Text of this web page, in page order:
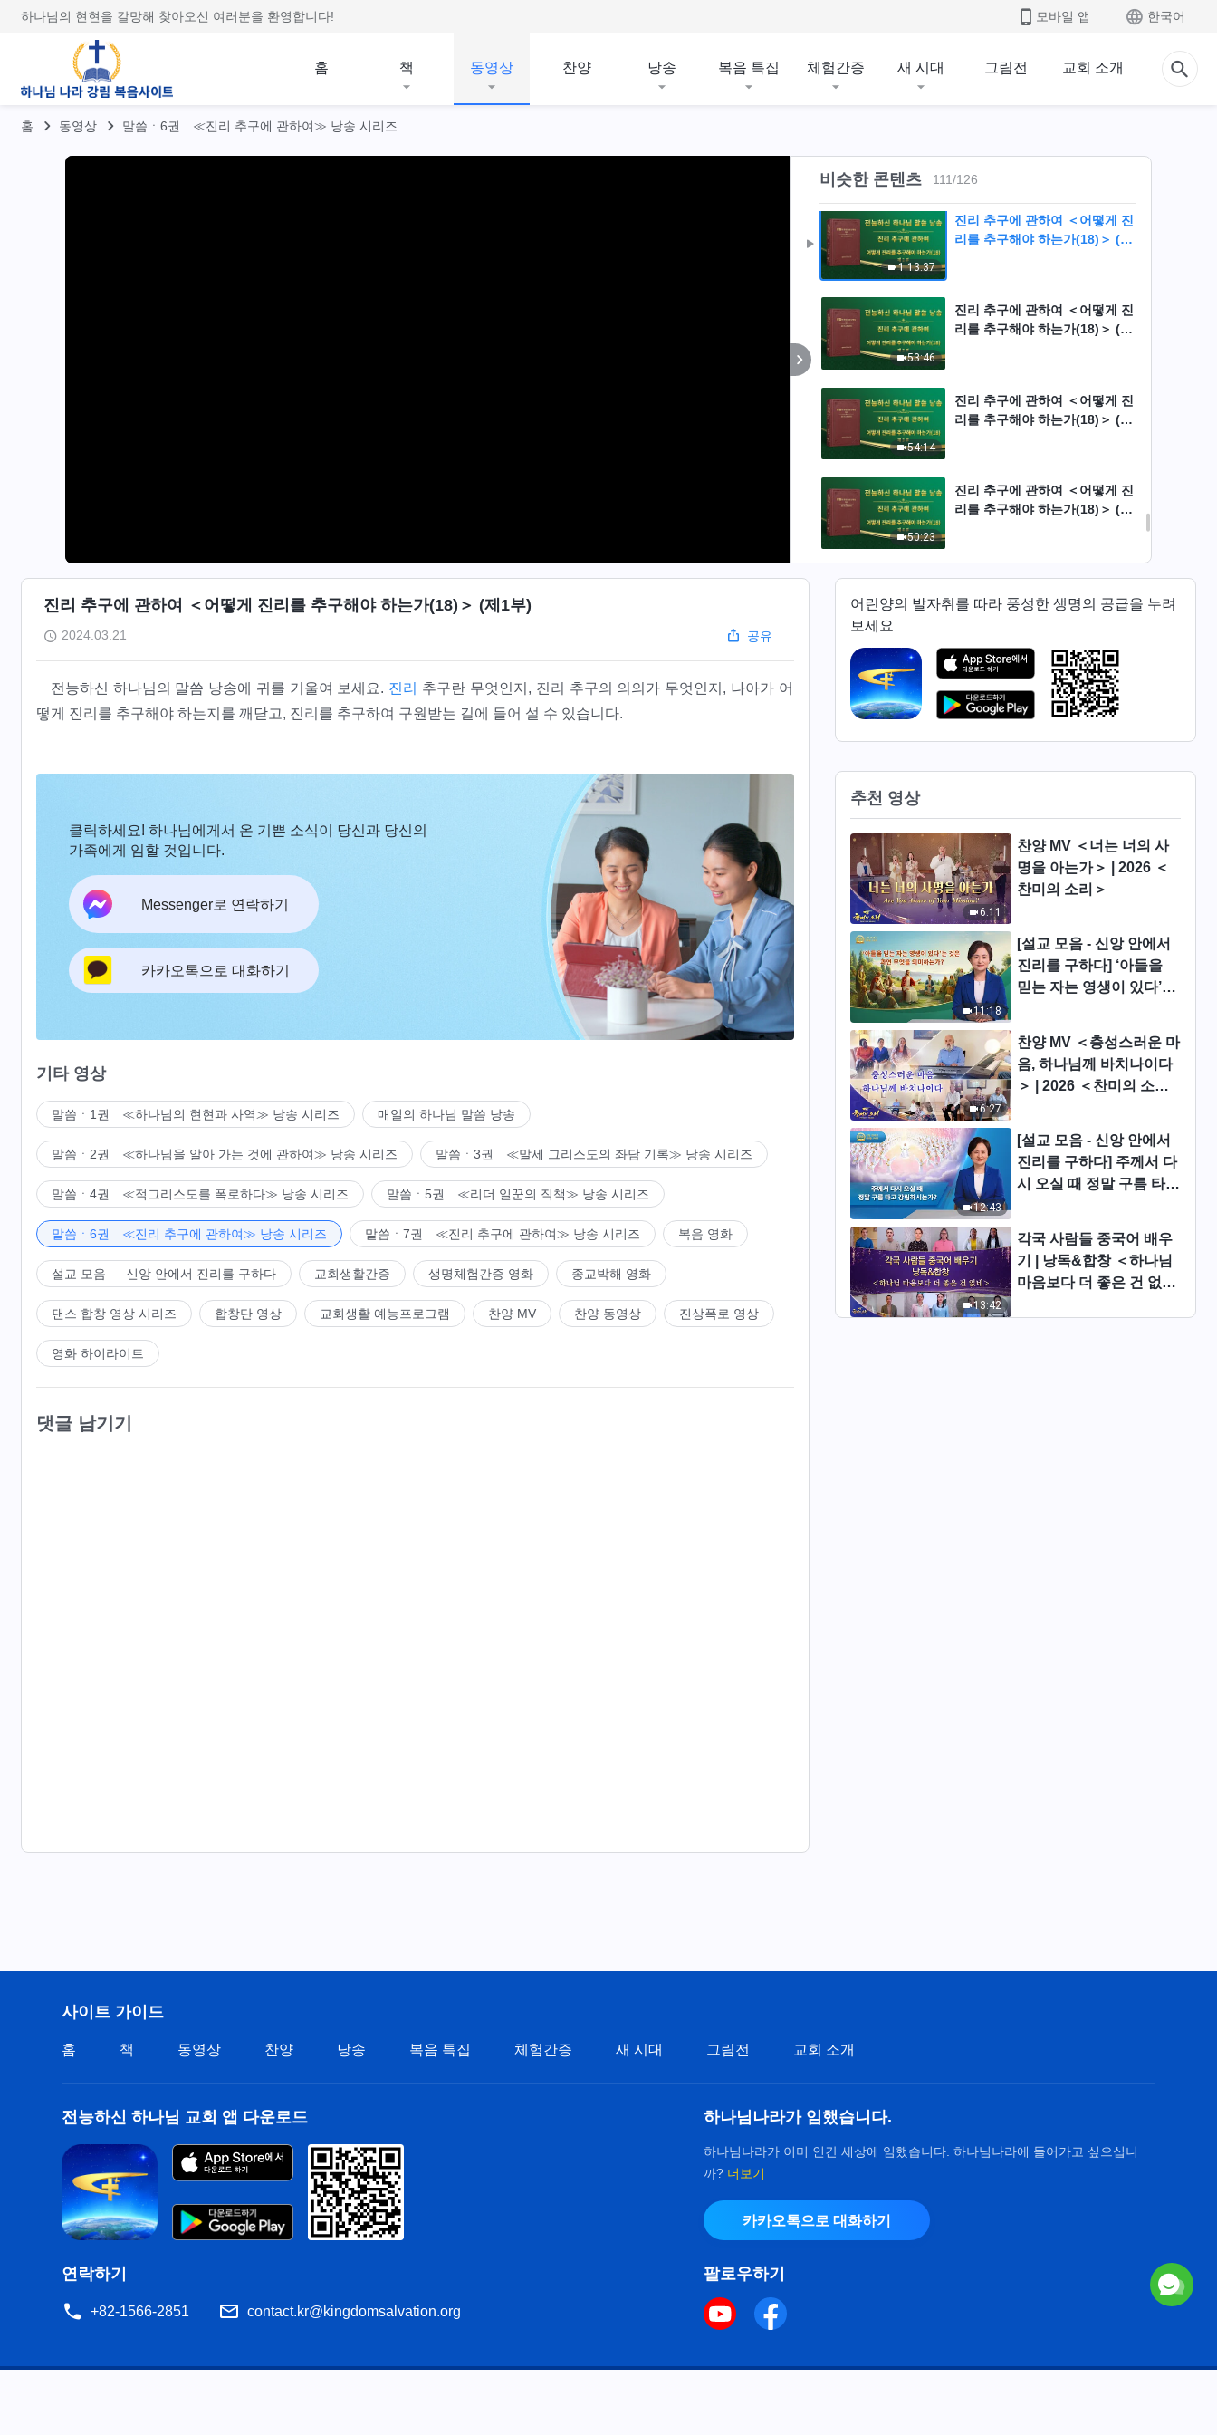
하나님의 현현을 갈망해 찾아오신 여러분을 환영합니다! 모바일 앱 한국어
홈 책 동영상 찬양 낭송 복음 특집 체험간증 새 시대 그림전 교회 소개
홈 동영상 말씀ㆍ6권 ≪진리 추구에 관하여≫ 낭송 시리즈
비슷한 콘텐츠 111/126
29:10
리를 추구해야 하는가(17)＞ (제
55:38
1:13:37
진리 추구에 관하여 ＜어떻게 진
리를 추구해야 하는가(18)＞ (제
53:46
진리 추구에 관하여 ＜어떻게 진
리를 추구해야 하는가(18)＞ (제
54:14
진리 추구에 관하여 ＜어떻게 진
리를 추구해야 하는가(18)＞ (제
50:23
진리 추구에 관하여 ＜어떻게 진
리를 추구해야 하는가(18)＞ (제
진리 추구에 관하여 ＜어떻게 진
리를 추구해야 하는가(19)＞ (제
41:14
진리 추구에 관하여 ＜어떻게 진
리를 추구해야 하는가(19)＞ (제
2부)
52:05
1:09:20
진리 추구에 관하여 ＜어떻게 진
리를 추구해야 하는가(19)＞ (제
4부)
35:02
진리 추구에 관하여 ＜어떻게 진
리를 추구해야 하는가(20)＞ (제
1부)
54:08
진리 추구에 관하여 ＜어떻게 진
리를 추구해야 하는가(20)＞ (제
2부)
40:54
진리 추구에 관하여 ＜어떻게 진
리를 추구해야 하는가(20)＞ (제
3부)
51:06
진리 추구에 관하여 ＜어떻게 진
리를 추구해야 하는가(20)＞ (제
4부)
진리 추구에 관하여 ＜어떻게 진
리를 추구해야 하는가(21)＞ (제
진리 추구에 관하여 ＜어떻게 진리를 추구해야 하는가(18)＞ (제1부)
2024.03.21 공유
전능하신 하나님의 말씀 낭송에 귀를 기울여 보세요. 진리
추구란 무엇인지, 진리 추구의 의의가 무엇인지, 나아가 어
떻게 진리를 추구해야 하는지를 깨닫고, 진리를 추구하여 구원받는 길에 들어 설 수 있습니다.
클릭하세요! 하나님에게서 온 기쁜 소식이 당신과 당신의
가족에게 임할 것입니다.
Messenger로 연락하기
카카오톡으로 대화하기
기타 영상
말씀ㆍ1권 ≪하나님의 현현과 사역≫ 낭송 시리즈 매일의 하나님 말씀 낭송
말씀ㆍ2권 ≪하나님을 알아 가는 것에 관하여≫ 낭송 시리즈 말씀ㆍ3권 ≪말세 그리스도의 좌담 기록≫ 낭송 시리즈
말씀ㆍ4권 ≪적그리스도를 폭로하다≫ 낭송 시리즈 말씀ㆍ5권 ≪리더 일꾼의 직책≫ 낭송 시리즈
말씀ㆍ6권 ≪진리 추구에 관하여≫ 낭송 시리즈 말씀ㆍ7권 ≪진리 추구에 관하여≫ 낭송 시리즈 복음 영화
설교 모음 ― 신앙 안에서 진리를 구하다 교회생활간증 생명체험간증 영화 종교박해 영화
댄스 합창 영상 시리즈 합창단 영상 교회생활 예능프로그램 찬양 MV 찬양 동영상 진상폭로 영상
영화 하이라이트
댓글 남기기
어린양의 발자취를 따라 풍성한 생명의 공급을 누려
보세요
추천 영상
6:11
찬양 MV ＜너는 너의 사
명을 아는가＞ | 2026 ＜
찬미의 소리＞
11:18
[설교 모음 - 신앙 안에서
진리를 구하다] ‘아들을
믿는 자는 영생이 있다’는
6:27
찬양 MV ＜충성스러운 마
음, 하나님께 바치나이다
＞ | 2026 ＜찬미의 소리
12:43
[설교 모음 - 신앙 안에서
진리를 구하다] 주께서 다
시 오실 때 정말 구름 타고
13:42
각국 사람들 중국어 배우
기 | 낭독&합창 ＜하나님
마음보다 더 좋은 건 없네
사이트 가이드
홈 책 동영상 찬양 낭송 복음 특집 체험간증 새 시대 그림전 교회 소개
전능하신 하나님 교회 앱 다운로드
연락하기
+82-1566-2851 contact.kr@kingdomsalvation.org
하나님나라가 임했습니다.
하나님나라가 이미 인간 세상에 임했습니다. 하나님나라에 들어가고 싶으십니
까? 더보기
카카오톡으로 대화하기
팔로우하기